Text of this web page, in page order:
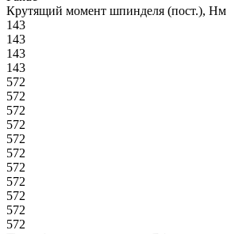
Крутящий момент шпинделя (пост.), Нм
143
143
143
143
572
572
572
572
572
572
572
572
572
572
572